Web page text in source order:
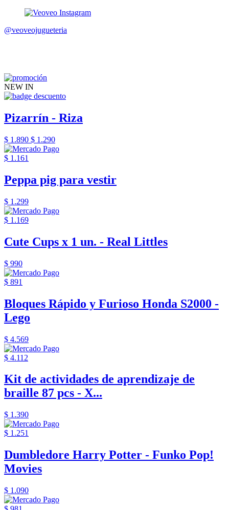
@veoveojugueteria
NEW IN
Pizarrín - Riza
$ 1.890 $ 1.290
$ 1.161
Peppa pig para vestir
$ 1.299
$ 1.169
Cute Cups x 1 un. - Real Littles
$ 990
$ 891
Bloques Rápido y Furioso Honda S2000 -
Lego
$ 4.569
$ 4.112
Kit de actividades de aprendizaje de
braille 87 pcs - X...
$ 1.390
$ 1.251
Dumbledore Harry Potter - Funko Pop!
Movies
$ 1.090